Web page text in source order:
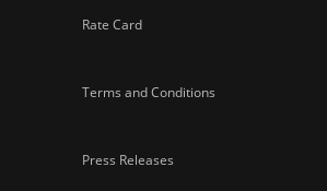
Rate Card
Terms and Conditions
Press Releases